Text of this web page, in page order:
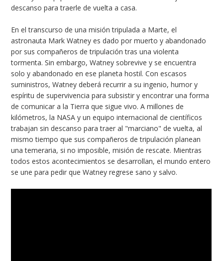
descanso para traerle de vuelta a casa.
En el transcurso de una misión tripulada a Marte, el
astronauta Mark Watney es dado por muerto y abandonado
por sus compañeros de tripulación tras una violenta
tormenta. Sin embargo, Watney sobrevive y se encuentra
solo y abandonado en ese planeta hostil. Con escasos
suministros, Watney deberá recurrir a su ingenio, humor y
espíritu de supervivencia para subsistir y encontrar una forma
de comunicar a la Tierra que sigue vivo. A millones de
kilómetros, la NASA y un equipo internacional de científicos
trabajan sin descanso para traer al "marciano" de vuelta, al
mismo tiempo que sus compañeros de tripulación planean
una temeraria, si no imposible, misión de rescate. Mientras
todos estos acontecimientos se desarrollan, el mundo entero
se une para pedir que Watney regrese sano y salvo.